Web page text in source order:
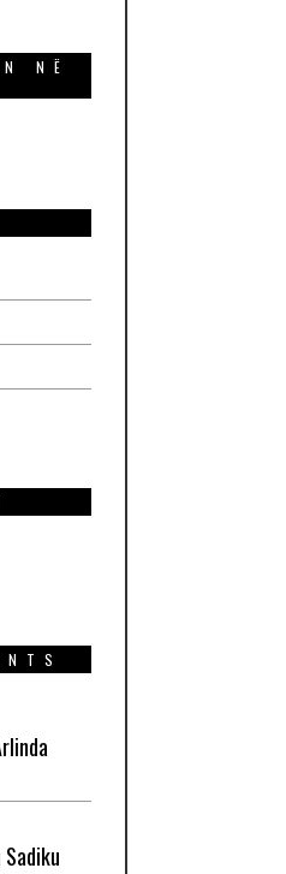
NË
Sadiku